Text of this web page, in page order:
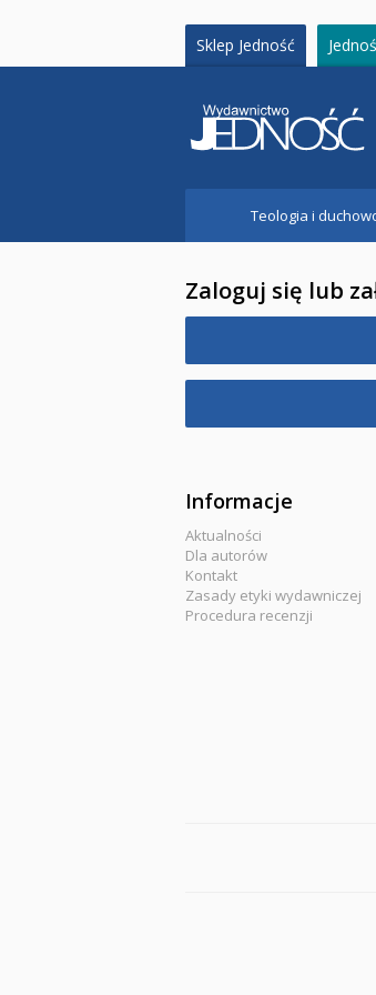
Sklep Jedność
Teologia i
Zaloguj się lub
Informacje
Aktualności
Dla autorów
Kontakt
Zasady etyki wydawniczej
Procedura recenzji